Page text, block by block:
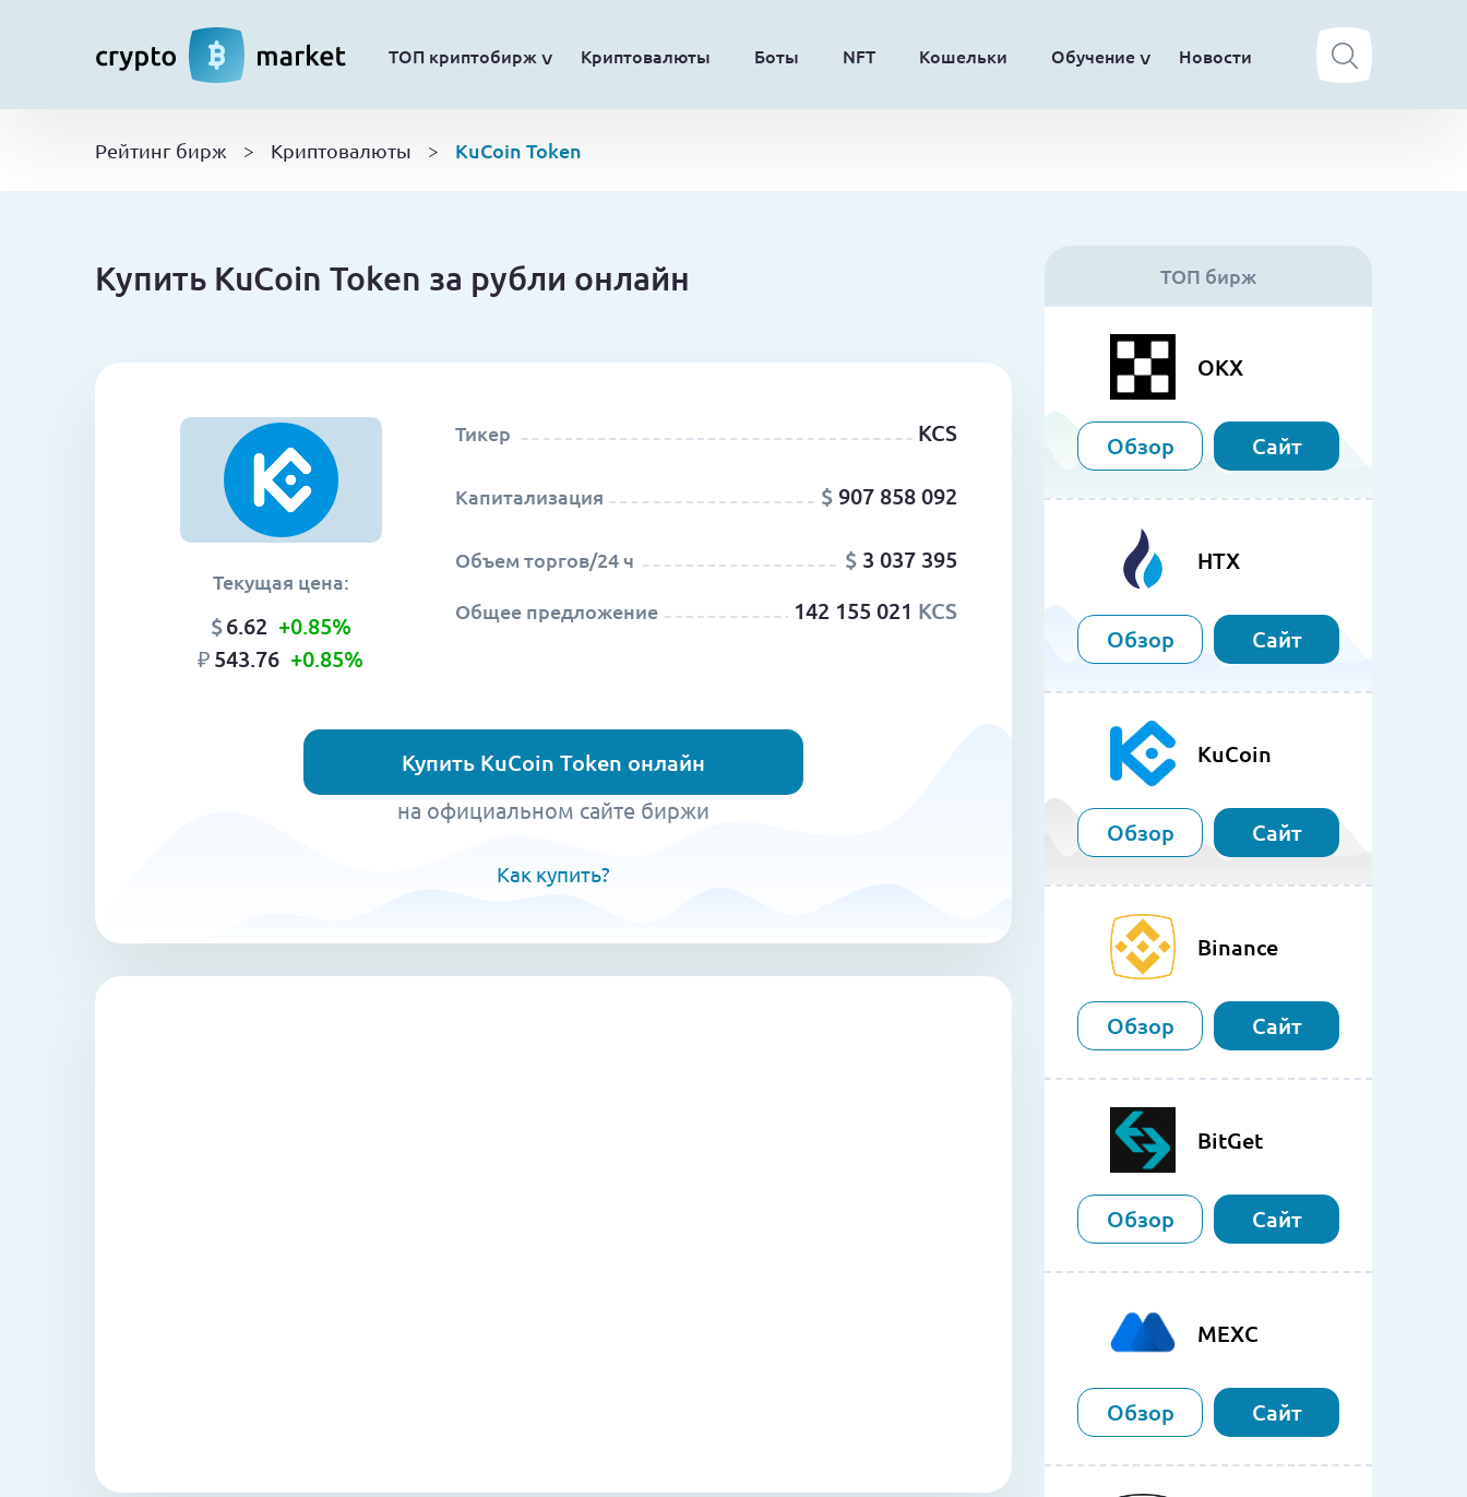
ТОП криптобирж Криптовалюты Боты NFT Кошельки Обучение Новости
Рейтинг бирж > Криптовалюты > KuCoin Token
Купить KuCoin Token за рубли онлайн
Текущая цена:
$6.62 +0.85%
₽543.76 +0.85%
Тикер KCS
Капитализация $ 907 858 092
Объем торгов/24 ч $ 3 037 395
Общее предложение 142 155 021 KCS
Купить KuCoin Token онлайн
на официальном сайте биржи
Как купить?
ТОП бирж
OKX
Обзор Сайт
HTX
Обзор Сайт
KuCoin
Обзор Сайт
Binance
Обзор Сайт
BitGet
Обзор Сайт
MEXC
Обзор Сайт